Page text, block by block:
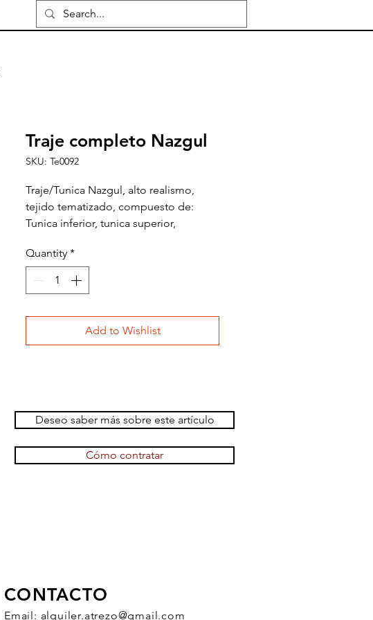
Traje completo Nazgul
SKU: Te0092
Traje/Tunica Nazgul, alto realismo,
tejido tematizado, compuesto de:
Tunica inferior, tunica superior,
espada.
Quantity *
Add to Wishlist
Deseo saber más sobre este artículo
Cómo contratar
CONTACTO
Email: alquiler.atrezo@gmail.com